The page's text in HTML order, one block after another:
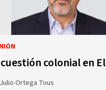
colonial en
Julio Ortega Tous